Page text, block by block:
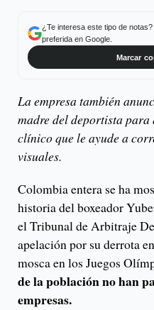
¿Te interesa este tipo de
preferida en Google.
Marcar
La empresa también
madre del deportista
clínico que le ayude a
visuales.
Colombia entera se ha
historia del boxeador
el Tribunal de Arbitraje
apelación por su derrota
mosca en los Juegos
de la población no han
empresas.